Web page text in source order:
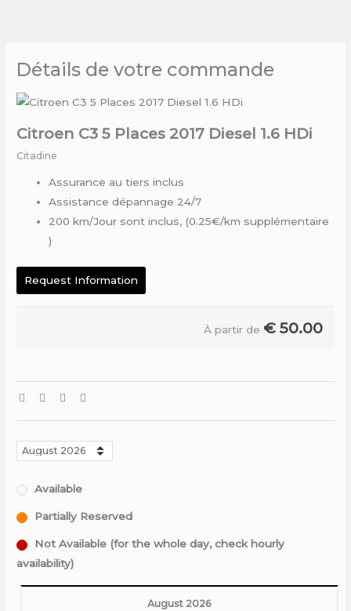
Détails de votre commande
Citroen C3 5 Places 2017 Diesel 1.6 HDi
Citadine
Assurance au tiers inclus
Assistance dépannage 24/7
200 km/Jour sont inclus, (0.25€/km supplémentaire
)
Request Information
À partir de € 50.00
Available
Partially Reserved
Not Available (for the whole day, check hourly
availability)
August 2026